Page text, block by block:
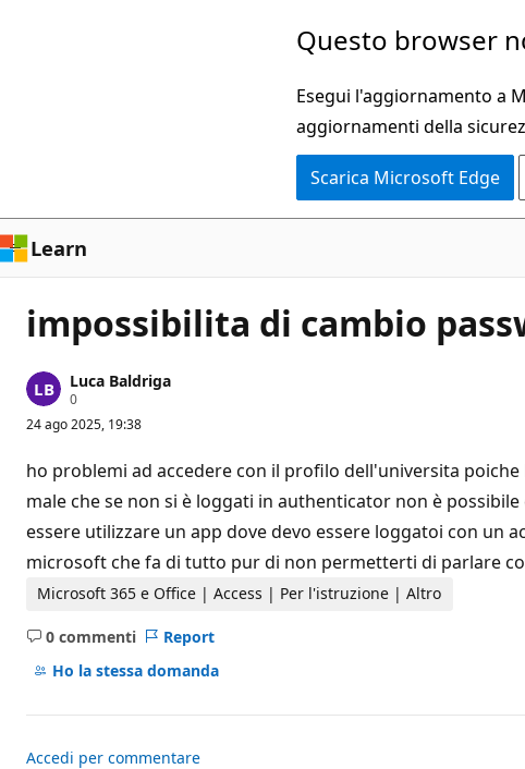
Questo browser
Esegui l'aggiornamento a
aggiornamenti della
Scarica Microsoft Edge
Learn
impossibilita di cambio
Luca Baldriga
0P
n
i
d
i
r
e
u
a
o
e
24 ago 2025, 19:38
ho problemi ad accedere con il profilo dell'universita
male che se non si è loggati in authenticator non è
essere utilizzare un app dove devo essere loggatoi con un
microsoft che fa di tutto pur di non permetterti di parlare
Microsoft 365 e Office | Access | Per l'istruzione | Altro
0 commenti
Nessun
commento
Report
Ho la stessa domanda
Accedi per commentare